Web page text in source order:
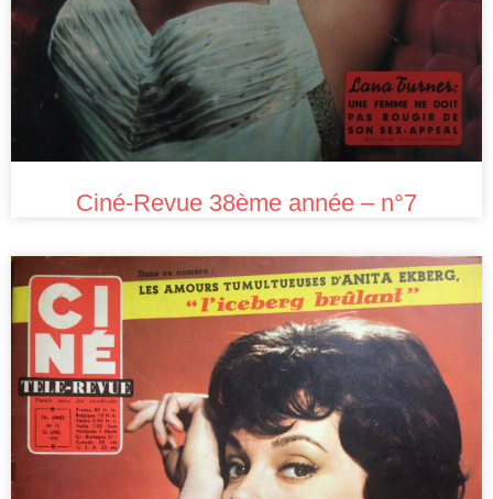
Ciné-Revue 38ème année – n°7